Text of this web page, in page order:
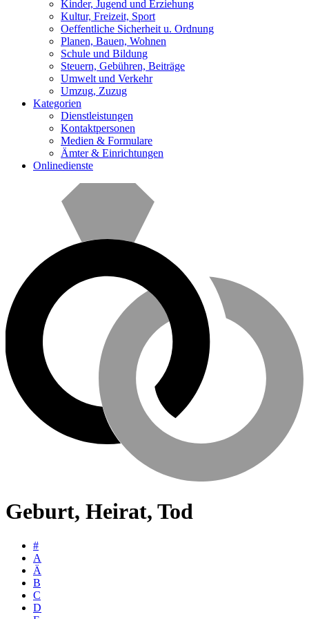
Kinder, Jugend und Erziehung
Kultur, Freizeit, Sport
Oeffentliche Sicherheit u. Ordnung
Planen, Bauen, Wohnen
Schule und Bildung
Steuern, Gebühren, Beiträge
Umwelt und Verkehr
Umzug, Zuzug
Kategorien
Dienstleistungen
Kontaktpersonen
Medien & Formulare
Ämter & Einrichtungen
Onlinedienste
Geburt, Heirat, Tod
#
A
Ä
B
C
D